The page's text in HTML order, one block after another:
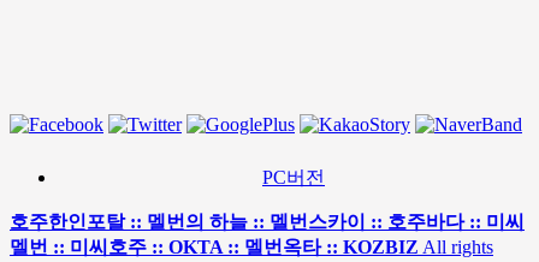
PC버전
호주한인포탈 :: 멜번의 하늘 :: 멜번스카이 :: 호주바다 :: 미씨
멜번 :: 미씨호주 :: OKTA :: 멜번옥타 :: KOZBIZ All rights